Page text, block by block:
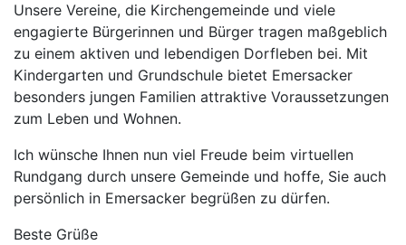
Unsere Vereine, die Kirchengemeinde und viele
engagierte Bürgerinnen und Bürger tragen maßgeblich
zu einem aktiven und lebendigen Dorfleben bei. Mit
Kindergarten und Grundschule bietet Emersacker
besonders jungen Familien attraktive Voraussetzungen
zum Leben und Wohnen.
Ich wünsche Ihnen nun viel Freude beim virtuellen
Rundgang durch unsere Gemeinde und hoffe, Sie auch
persönlich in Emersacker begrüßen zu dürfen.
Beste Grüße